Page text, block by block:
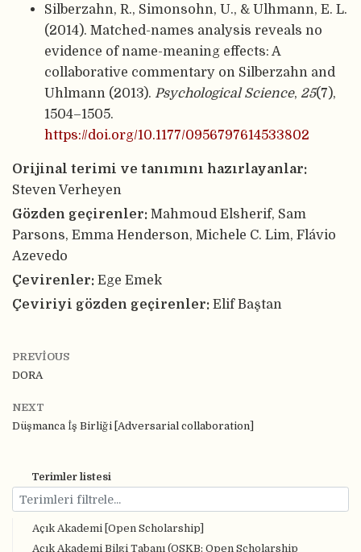
Terimler listesi
Açık Akademi [Open Scholarship]
Açık Akademi Bilgi Tabanı (OSKB; Open Scholarship
Silberzahn, R., Simonsohn, U., & Ulhmann, E. L.
(2014). Matched-names analysis reveals no
evidence of name-meaning effects: A
collaborative commentary on Silberzahn and
Uhlmann (2013). Psychological Science, 25(7),
1504–1505.
https://doi.org/10.1177/0956797614533802
Orijinal terimi ve tanımını hazırlayanlar:
Steven Verheyen
Gözden geçirenler: Mahmoud Elsherif, Sam
Parsons, Emma Henderson, Michele C. Lim, Flávio
Azevedo
Çevirenler: Ege Emek
Çeviriyi gözden geçirenler: Elif Baştan
PREVIOUS
DORA
NEXT
Düşmanca İş Birliği [Adversarial collaboration]